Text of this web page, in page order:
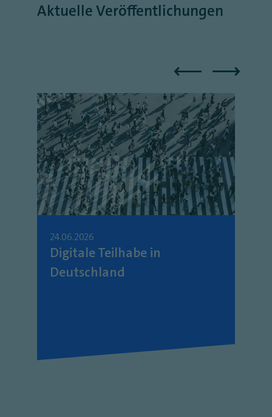
Aktuelle Veröffentlichungen
24.06.2026
Digitale Teilhabe in
Deutschland